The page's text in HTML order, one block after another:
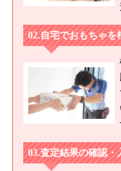
自宅でおもちゃを
査定結果の確認・